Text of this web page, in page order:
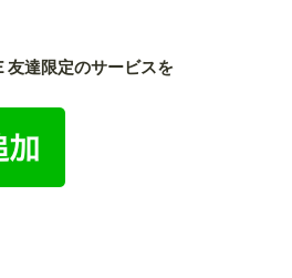
友達限定のサービスを